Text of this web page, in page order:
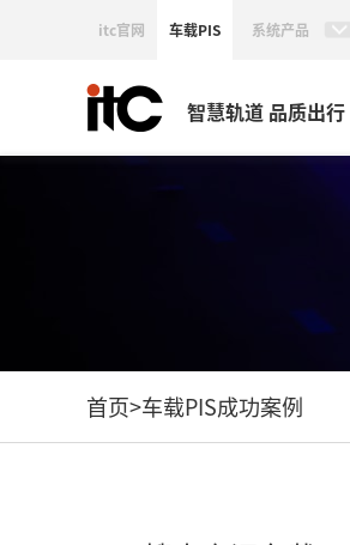
itc官网 车载PIS 系统产品
智慧轨道 品质出行
首页>车载PIS成功案例